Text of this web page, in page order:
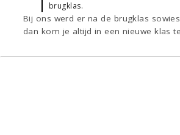
brugklas.
Bij ons werd er na de brugklas
dan kom je altijd in een nieuwe klas